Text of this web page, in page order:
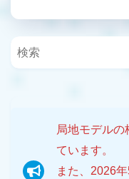
局地モデルの
ています。
また、2026